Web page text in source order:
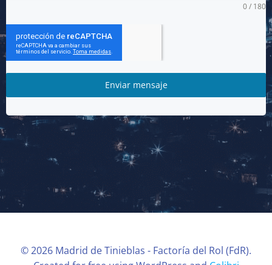
0 / 180
Enviar mensaje
© 2026 Madrid de Tinieblas - Factoría del Rol (FdR).